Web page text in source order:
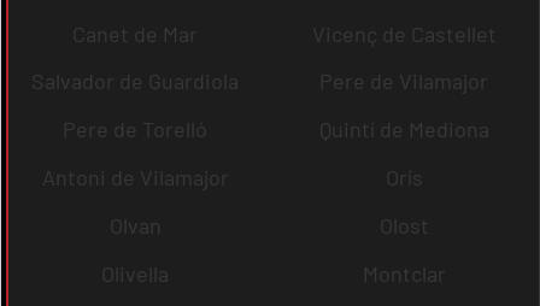
Canet de Mar
Vicenç de Castellet
Salvador de Guardiola
Pere de Vilamajor
Pere de Torelló
Quintí de Mediona
Antoni de Vilamajor
Orís
Olvan
Olost
Olivella
Montclar